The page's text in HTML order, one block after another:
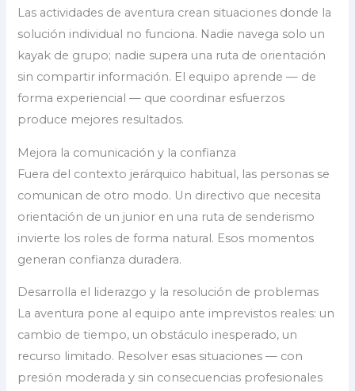
Las actividades de aventura crean situaciones donde la
solución individual no funciona. Nadie navega solo un
kayak de grupo; nadie supera una ruta de orientación
sin compartir información. El equipo aprende — de
forma experiencial — que coordinar esfuerzos
produce mejores resultados.
Mejora la comunicación y la confianza
Fuera del contexto jerárquico habitual, las personas se
comunican de otro modo. Un directivo que necesita
orientación de un junior en una ruta de senderismo
invierte los roles de forma natural. Esos momentos
generan confianza duradera.
Desarrolla el liderazgo y la resolución de problemas
La aventura pone al equipo ante imprevistos reales: un
cambio de tiempo, un obstáculo inesperado, un
recurso limitado. Resolver esas situaciones — con
presión moderada y sin consecuencias profesionales